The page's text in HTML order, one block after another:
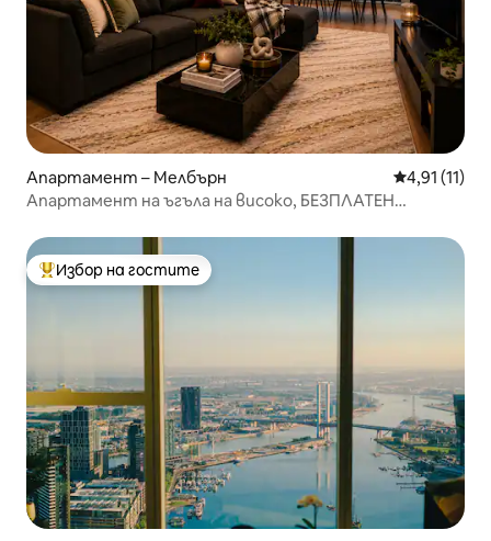
Апартамент – Мелбърн Средна
4,91 (11)
Апартамент на ъгъла на високо, БЕЗПЛАТЕН
Най-популярен избор на гостите
Избор на гостите